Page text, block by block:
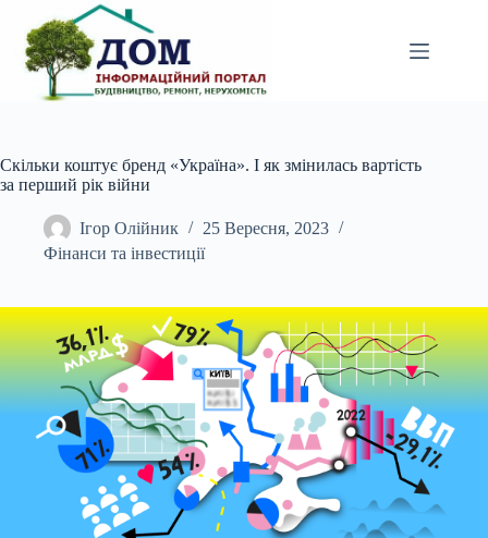
вмісту
Скільки коштує бренд «Україна». І як змінилась вартість
за перший рік війни
Ігор Олійник
25 Вересня, 2023
Фінанси та інвестиції